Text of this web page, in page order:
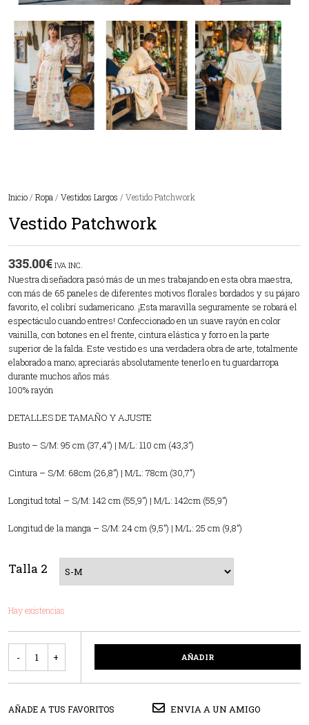
Inicio / Ropa / Vestidos Largos / Vestido Patchwork
Vestido Patchwork
335.00€ IVA INC.
Nuestra diseñadora pasó más de un mes trabajando en esta obra maestra,
con más de 65 paneles de diferentes motivos florales bordados y su pájaro
favorito, el colibrí sudamericano. ¡Esta maravilla seguramente se robará el
espectáculo cuando entres! Confeccionado en un suave rayón en color
vainilla, con botones en el frente, cintura elástica y forro en la parte
superior de la falda. Este vestido es una verdadera obra de arte, totalmente
elaborado a mano; apreciarás absolutamente tenerlo en tu guardarropa
durante muchos años más.
100% rayón
DETALLES DE TAMAÑO Y AJUSTE
Busto – S/M: 95 cm (37,4”) | M/L: 110 cm (43,3”)
Cintura – S/M: 68cm (26,8”) | M/L: 78cm (30,7″)
Longitud total – S/M: 142 cm (55,9”) | M/L: 142cm (55,9”)
Longitud de la manga – S/M: 24 cm (9,5”) | M/L: 25 cm (9,8”)
Talla 2
Hay existencias
AÑADIR
AÑADE A TUS FAVORITOS ENVIA A UN AMIGO